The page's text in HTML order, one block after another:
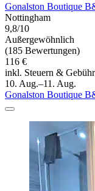
Gonalston Boutique
Nottingham
9,8/10
Außergewöhnlich
(185 Bewertungen)
116 €
inkl. Steuern &
10. Aug.–11. Aug.
Gonalston Boutique